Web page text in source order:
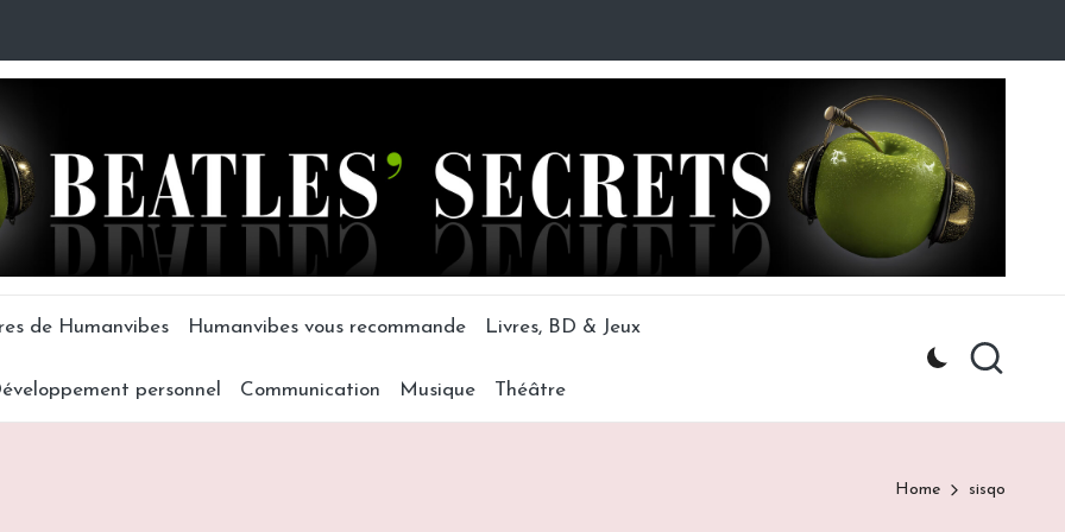
de Humanvibes Humanvibes vous recommande Livres, BD & Jeux
personnel Communication Musique Théâtre
Home sisqo